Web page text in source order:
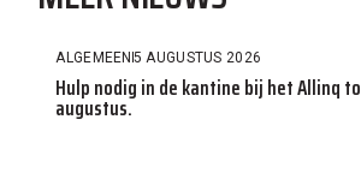
ALGEMEEN 5 AUGUSTUS 2026
Hulp nodig in de kantine bij het Allinq
augustus.